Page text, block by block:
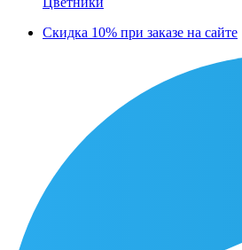
Скидка 10% при заказе на сайте